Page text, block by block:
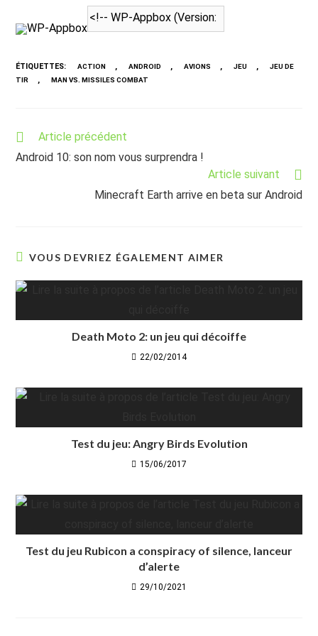
WP-Appbox
ÉTIQUETTES: ACTION , ANDROID , AVIONS , JEU ,
JEU DE
TIR
, MAN VS. MISSILES COMBAT
Read
articles
Article précédent
Android 10: son nom vous surprendra !
Article suivant
Minecraft Earth arrive en beta sur Android
VOUS DEVRIEZ ÉGALEMENT AIMER
Death Moto 2: un jeu qui décoiffe
22/02/2014
Test du jeu: Angry Birds Evolution
15/06/2017
Test du jeu Rubicon a conspiracy of silence, lanceur
d’alerte
29/10/2021